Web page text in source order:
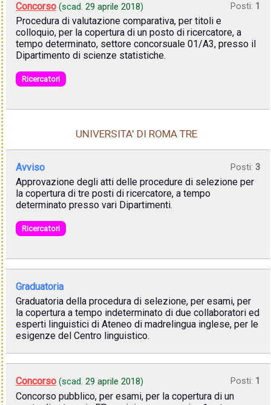
Concorso (scad. 29 aprile 2018) Posti: 1
Procedura di valutazione comparativa, per titoli e
colloquio, per la copertura di un posto di ricercatore, a
tempo determinato, settore concorsuale 01/A3, presso il
Dipartimento di scienze statistiche.
Ricercatori
UNIVERSITA' DI ROMA TRE
Avviso Posti: 3
Approvazione degli atti delle procedure di selezione per
la copertura di tre posti di ricercatore, a tempo
determinato presso vari Dipartimenti.
Ricercatori
Graduatoria
Graduatoria della procedura di selezione, per esami, per
la copertura a tempo indeterminato di due collaboratori ed
esperti linguistici di Ateneo di madrelingua inglese, per le
esigenze del Centro linguistico.
Concorso (scad. 29 aprile 2018) Posti: 1
Concorso pubblico, per esami, per la copertura di un